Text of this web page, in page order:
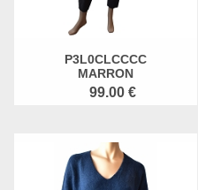
P3L0CLCCCC
MARRON
99.00 €